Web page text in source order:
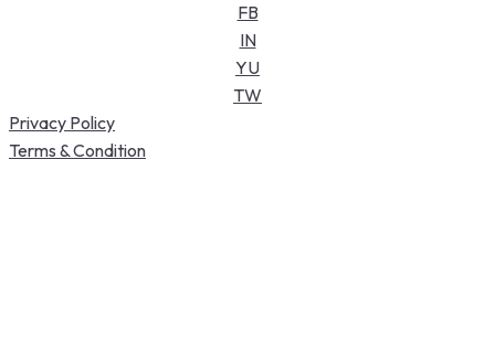
FB
IN
YU
TW
Privacy Policy
Terms & Condition